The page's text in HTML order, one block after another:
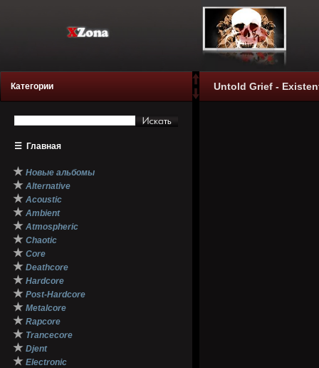
Категории
☰ Главная
★ Новые альбомы
★ Alternative
★ Acoustic
★ Ambient
★ Atmospheric
★ Chaotic
★ Core
★ Deathcore
★ Hardcore
★ Post-Hardcore
★ Metalcore
★ Rapcore
★ Trancecore
★ Djent
★ Electronic
Untold Grief -